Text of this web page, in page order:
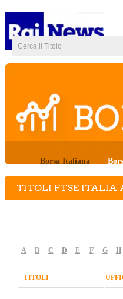
Borsa Italiana
TITOLI FTSE ITALIA
A B C D E F G H
TITOLI